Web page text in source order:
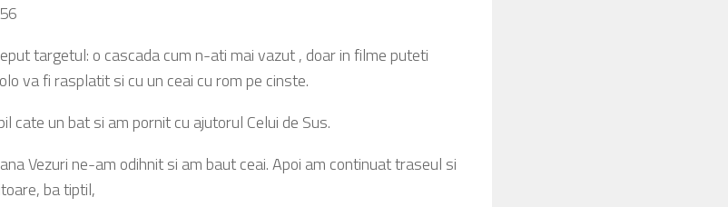
targetul: o cascada cum n-ati mai vazut , doar in filme puteti
va fi rasplatit si cu un ceai cu rom pe cinste.
cate un bat si am pornit cu ajutorul Celui de Sus.
Vezuri ne-am odihnit si am baut ceai. Apoi am continuat traseul si
ba tiptil,